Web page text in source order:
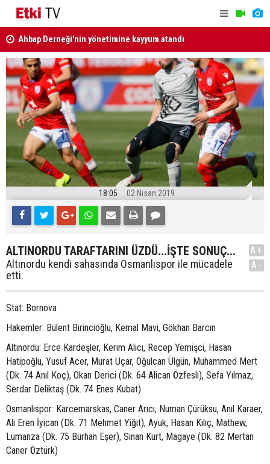
Ahbap Derneği'nin yönetimine kayyum atandı
Türkiye, Suudi Arabistan ve Pakistan'dan Mekke
Savunma Anlaşması
18:05 02 Nisan 2019
ALTINORDU TARAFTARINI ÜZDÜ...İŞTE SONUÇ...
Altınordu kendi sahasında Osmanlıspor ile mücadele
etti.
A+
A-
Stat: Bornova
Hakemler: Bülent Birincioğlu, Kemal Mavi, Gökhan Barcın
Altınordu: Erce Kardeşler, Kerim Alıcı, Recep Yemişci, Hasan
Hatipoğlu, Yusuf Acer, Murat Uçar, Oğulcan Ülgün, Muhammed Mert
(Dk. 74 Anıl Koç), Okan Derici (Dk. 64 Alican Özfesli), Sefa Yılmaz,
Serdar Deliktaş (Dk. 74 Enes Kubat)
Osmanlıspor: Karcemarskas, Caner Arıcı, Numan Çürüksu, Anıl Karaer,
Ali Eren İyican (Dk. 71 Mehmet Yiğit), Ayuk, Hasan Kılıç, Mathew,
Lumanza (Dk. 75 Burhan Eşer), Sinan Kurt, Magaye (Dk. 82 Mertan
Caner Öztürk)